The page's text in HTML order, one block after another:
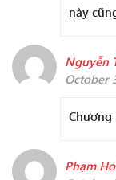
này
Nguyễn
October
Chương
Phạm